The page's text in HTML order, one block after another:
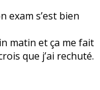
exam s’est bien
matin et ça me fait
que j’ai rechuté.